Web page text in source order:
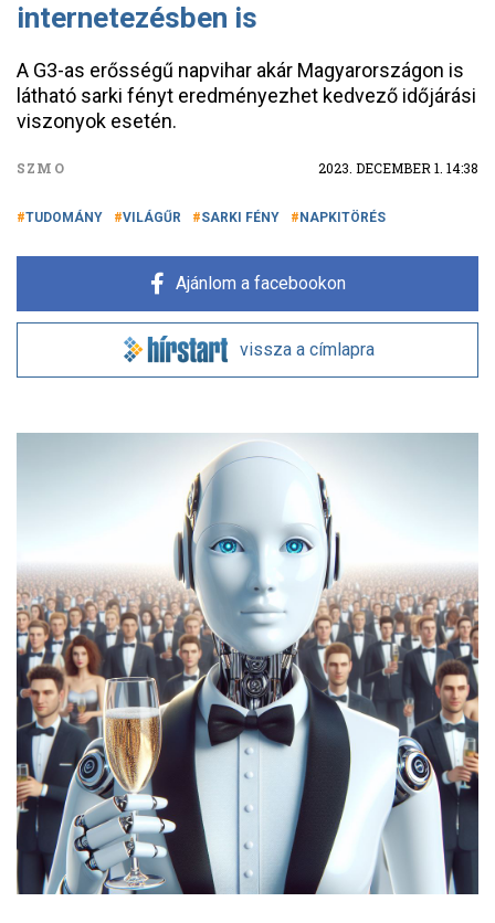
internetezésben is
A G3-as erősségű napvihar akár Magyarországon is
látható sarki fényt eredményezhet kedvező időjárási
viszonyok esetén.
SZMO 2023. DECEMBER 1. 14:38
TUDOMÁNY VILÁGŰR SARKI FÉNY NAPKITÖRÉS
Ajánlom a facebookon
vissza a címlapra